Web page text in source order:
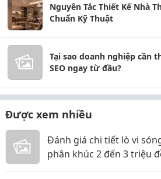
Nguyên Tắc Thiết Kế Nhà
Chuẩn Kỹ Thuật
Tại sao doanh nghiệp cần
SEO ngay từ đầu?
Được xem nhiều
Đánh giá chi tiết lò vi
phân khúc 2 đến 3 triệu